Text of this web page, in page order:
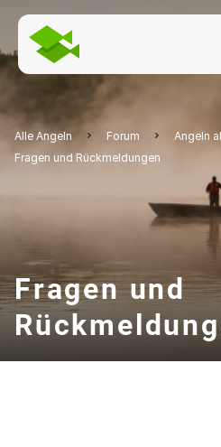
Alle Angeln Forum
Angeln
Fragen und Rückmeldungen
Fragen und